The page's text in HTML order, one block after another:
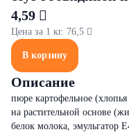
4,59 
Цена за 1 кг. 76,5 
В корзину
Описание
пюре картофельное
на растительной основе
белок молока, эмульгатор